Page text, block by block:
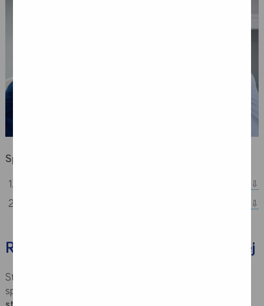
Spis treści:
Rodzaje zabiegów chirurgii szczękowej
Stomatologia jako dziedzina medycyny dzieli się na kilka
specjalizacji. Są to między innymi